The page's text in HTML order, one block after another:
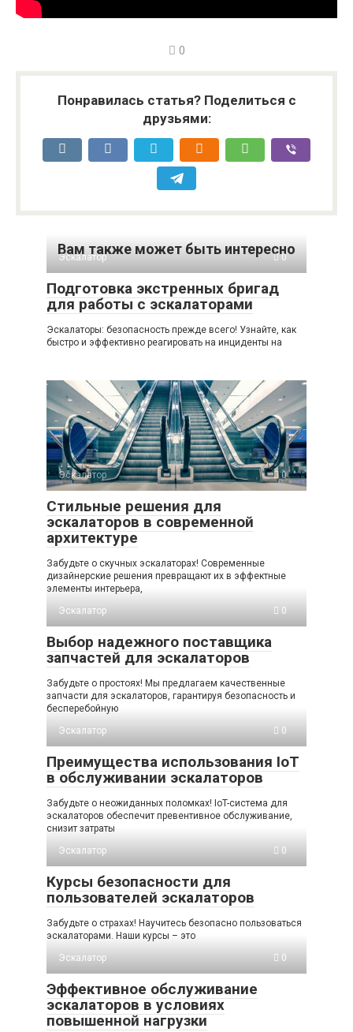
0
Понравилась статья? Поделиться с
друзьями:
Вам также может быть интересно
Эскалатор 0
Подготовка экстренных бригад
для работы с эскалаторами
Эскалаторы: безопасность прежде всего! Узнайте, как
быстро и эффективно реагировать на инциденты на
Эскалатор 0
Стильные решения для
эскалаторов в современной
архитектуре
Забудьте о скучных эскалаторах! Современные
дизайнерские решения превращают их в эффектные
элементы интерьера,
Эскалатор
0
Выбор надежного поставщика
запчастей для эскалаторов
Забудьте о простоях! Мы предлагаем качественные
запчасти для эскалаторов, гарантируя безопасность и
бесперебойную
Эскалатор
0
Преимущества использования IoT
в обслуживании эскалаторов
Забудьте о неожиданных поломках! IoT-система для
эскалаторов обеспечит превентивное обслуживание,
снизит затраты
Эскалатор
0
Курсы безопасности для
пользователей эскалаторов
Забудьте о страхах! Научитесь безопасно пользоваться
эскалаторами. Наши курсы – это
Эскалатор
0
Эффективное обслуживание
эскалаторов в условиях
повышенной нагрузки